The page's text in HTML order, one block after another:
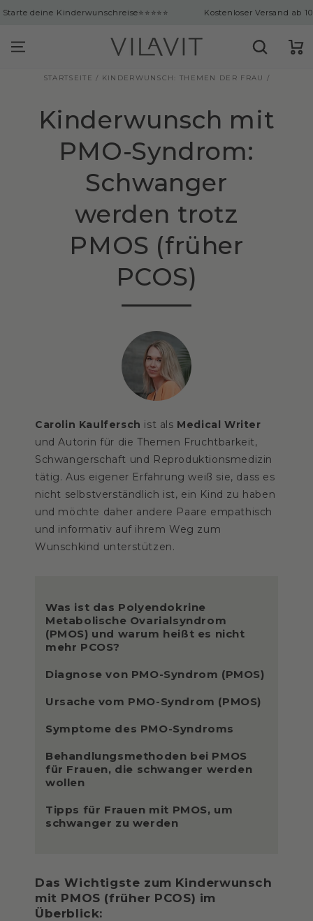
Kinderwunschreise⭐⭐⭐⭐⭐ Kostenloser Versand ab 100€ |
STARTSEITE / KINDERWUNSCH: THEMEN DER FRAU /
Kinderwunsch mit
PMO-Syndrom:
Schwanger
werden trotz
PMOS (früher
PCOS)
Carolin Kaulfersch ist als Medical Writer
und Autorin für die Themen Fruchtbarkeit,
Schwangerschaft und Reproduktionsmedizin
tätig. Aus eigener Erfahrung weiß sie, dass es
nicht selbstverständlich ist, ein Kind zu haben
und möchte daher andere Paare empathisch
und informativ auf ihrem Weg zum
Wunschkind unterstützen.
Was ist das Polyendokrine
Metabolische Ovarialsyndrom
(PMOS) und warum heißt es nicht
mehr PCOS?
Diagnose von PMO-Syndrom (PMOS)
Ursache vom PMO-Syndrom (PMOS)
Symptome des PMO-Syndroms
Behandlungsmethoden bei PMOS
für Frauen, die schwanger werden
wollen
Tipps für Frauen mit PMOS, um
schwanger zu werden
Das Wichtigste zum Kinderwunsch
mit PMOS (früher PCOS) im
Überblick: